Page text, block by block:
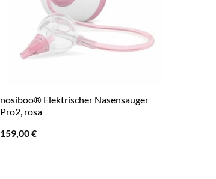
nosiboo® Elektrischer Nasensauger
Pro2, rosa
159,00€